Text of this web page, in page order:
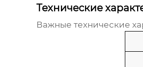
Технические
Важные технические